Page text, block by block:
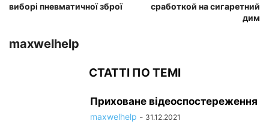
виборі пневматичної зброї
сработкой на сигаретний
дим
maxwelhelp
СТАТТІ ПО ТЕМІ
Приховане відеоспостереження
maxwelhelp - 31.12.2021